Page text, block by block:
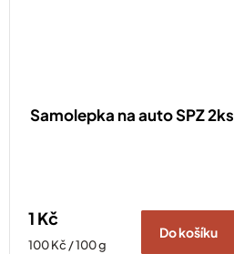
Samolepka na auto SPZ 2ks
1 Kč
Měrná
100 Kč / 100 g
Do košíku